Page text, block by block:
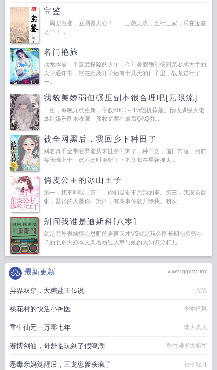
宝鉴
一局安百变，叵测是人心！ 三教九流，五行三家，尽在宝鉴
之中！...
名门艳旅
战龙本是一个喜爱探险的少年，今年暑假刚刚接到某名牌大学的
入学通知书，就在距离开学还有十几天的日子里，战龙进行了
一...
我貌美娇弱但碾压副本很合理吧[无限流]
日更，每晚九点更新，字数6000～1w随机掉落。预收满级大佬
爆红娱乐圈求收藏，预收文案在最后QAQ乔...
被全网黑后，我回乡下种田了
别名真千金带着异能从末世穿回来了，种田文，偏日常流，目前
每天晚上十一点不定时更新！下本文我在星际抓鬼...
俏皮公主的冰山王子
第一，我不叫喂。第二，你们是谁不关我的事。第三，我没有嚣
张，嚣张的人是你。第四，有本事你就开除我。初次...
别问我谁是迪斯科[八零]
就是穷外表纯情心思野的语言天才VS就是玩企图长期包装穷小
子的北京大妞本文又名粉红大亨与她的大知识分籽儿...
www.qqxsw.mx
最新更新
异界双穿：大糖盐王传说 光线
桃花村的快活小神医 乖乖的风
重生仙元一万零七年 陈大真人
赛博剑仙，哥舒临玩到了假鸣潮 罄竹难书大将军
恶毒亲妈觉醒后，三龙崽爹杀疯了 折柳轻舟